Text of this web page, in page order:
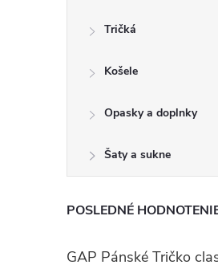
Tričká
Košele
Opasky a doplnky
Šaty a sukne
POSLEDNÉ